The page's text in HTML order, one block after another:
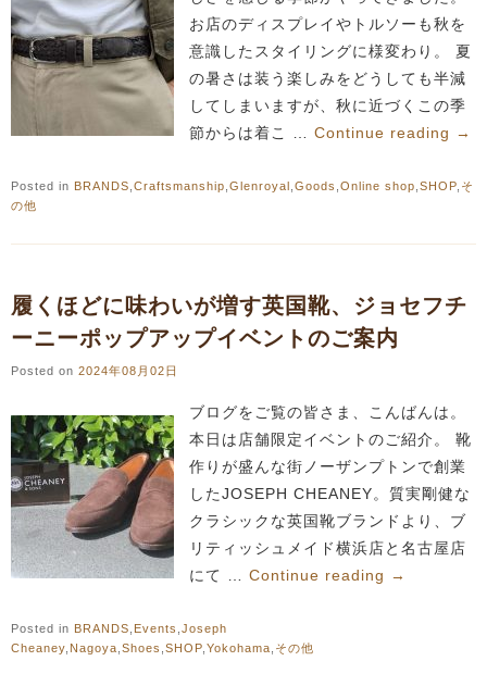
お店のディスプレイやトルソーも秋を
意識したスタイリングに様変わり。 夏
の暑さは装う楽しみをどうしても半減
してしまいますが、秋に近づくこの季
節からは着こ … Continue reading →
Posted in BRANDS Craftsmanship Glenroyal Goods Online shop SHOP そ
の他
履くほどに味わいが増す英国靴、ジョセフチ
ーニーポップアップイベントのご案内
Posted on 2024年08月02日
ブログをご覧の皆さま、こんばんは。
本日は店舗限定イベントのご紹介。 靴
作りが盛んな街ノーザンプトンで創業
したJOSEPH CHEANEY。質実剛健な
クラシックな英国靴ブランドより、ブ
リティッシュメイド横浜店と名古屋店
にて … Continue reading →
Posted in BRANDS Events Joseph
Cheaney Nagoya Shoes SHOP Yokohama その他